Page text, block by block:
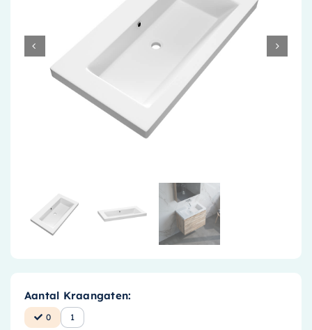
Klimaatbeheersing
Tegels
Aantal Kraangaten:
0 1